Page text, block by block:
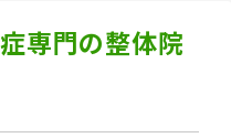
専門の整体院